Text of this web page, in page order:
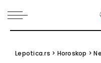
Lepotica.rs > Horoskop >